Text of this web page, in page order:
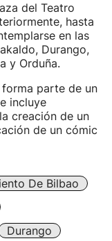
del Teatro
hasta
en las
Durango,
y Orduña.
parte de un
incluye
creación de un
de un cómic
De Bilbao
Durango